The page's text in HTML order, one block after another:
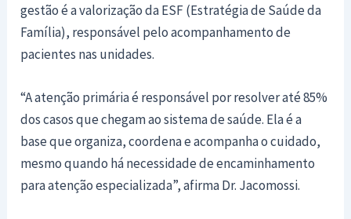
gestão é a valorização da ESF (Estratégia de Saúde da
Família), responsável pelo acompanhamento de
pacientes nas unidades.
“A atenção primária é responsável por resolver até 85%
dos casos que chegam ao sistema de saúde. Ela é a
base que organiza, coordena e acompanha o cuidado,
mesmo quando há necessidade de encaminhamento
para atenção especializada”, afirma Dr. Jacomossi.